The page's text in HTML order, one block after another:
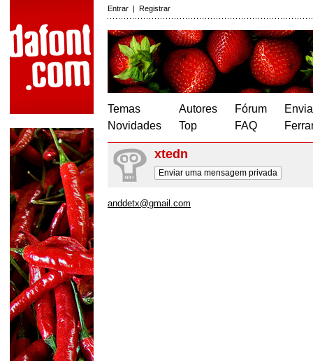
Entrar | Registrar
Temas
Novidades
Autores
Top
Fórum
FAQ
xtedn
Enviar uma mensagem privada
anddetx@gmail.com